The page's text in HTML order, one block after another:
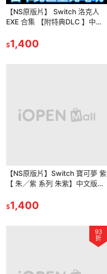
【NS原版片】 Switch 洛克人
EXE 合集 【附特典DLC 】中文
$1,400
【NS原版片】Switch 寶可夢 紫
【 朱／紫 系列 朱紫】中文版全
$1,400
93
折